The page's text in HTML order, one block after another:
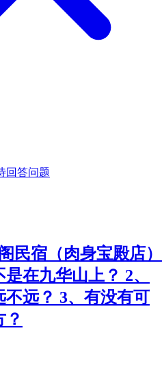
回答问题
民宿（肉身宝殿店）
在九华山上？ 2、
不远？ 3、有没有可
？